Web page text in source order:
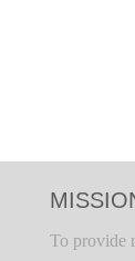
To provide